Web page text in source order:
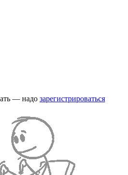
— надо зарегистрироваться